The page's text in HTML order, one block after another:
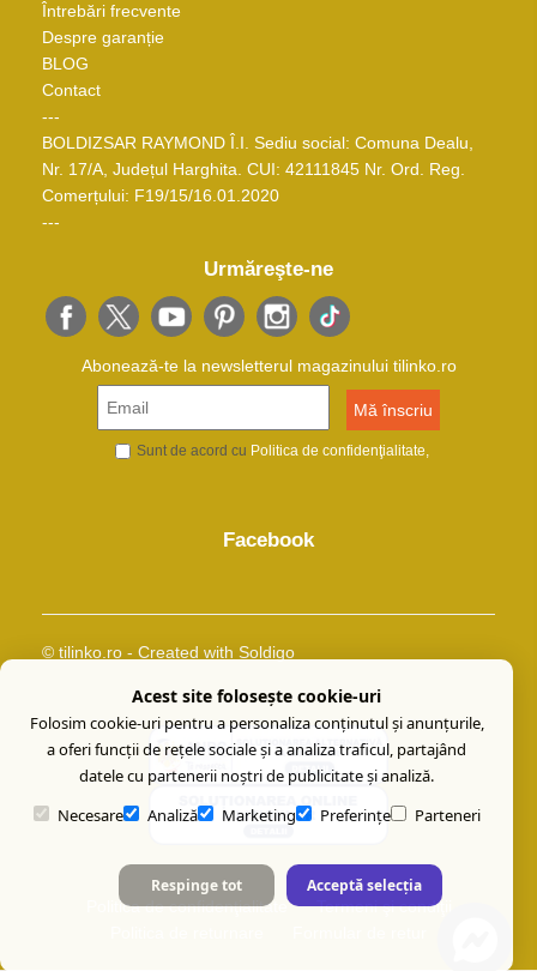
Întrebări frecvente
Despre garanție
BLOG
Contact
---
BOLDIZSAR RAYMOND Î.I. Sediu social: Comuna Dealu,
Nr. 17/A, Județul Harghita. CUI: 42111845 Nr. Ord. Reg.
Comerțului: F19/15/16.01.2020
---
Urmăreşte-ne
Abonează-te la newsletterul magazinului tilinko.ro
Sunt de acord cu Politica de confidenţialitate
Facebook
© tilinko.ro - Created with Soldigo
Politica de confidenţialitate
Termeni şi condiţii
Acest site folosește cookie-uri
Folosim cookie-uri pentru a personaliza conținutul și anunțurile,
a oferi funcții de rețele sociale și a analiza traficul, partajând
datele cu partenerii noștri de publicitate și analiză.
Necesare
Analiză Marketing Preferințe Parteneri
Respinge tot Acceptă selecția